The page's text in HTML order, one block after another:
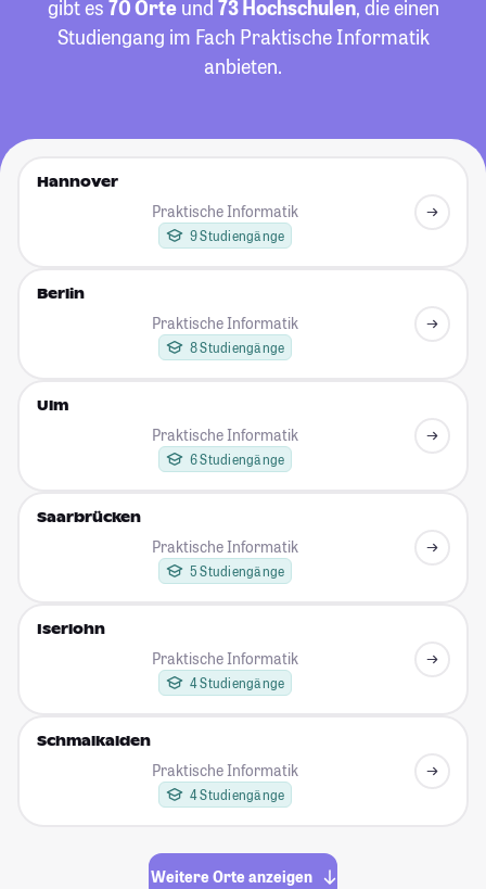
gibt es 70 Orteund 73 Hochschulen, die einen
Studiengang im Fach Praktische Informatik
anbieten.
Hannover
Praktische Informatik
9 Studiengänge
Berlin
Praktische Informatik
8 Studiengänge
Ulm
Praktische Informatik
6 Studiengänge
Saarbrücken
Praktische Informatik
5 Studiengänge
Iserlohn
Praktische Informatik
4 Studiengänge
Schmalkalden
Praktische Informatik
4 Studiengänge
Weitere Orte anzeigen